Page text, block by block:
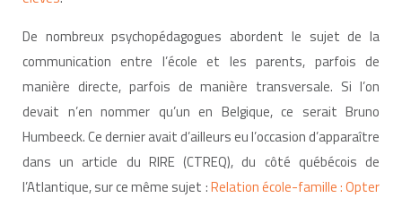
De nombreux psychopédagogues abordent le sujet de la
communication entre l’école et les parents, parfois de
manière directe, parfois de manière transversale. Si l’on
devait n’en nommer qu’un en Belgique, ce serait Bruno
Humbeeck. Ce dernier avait d’ailleurs eu l’occasion d’apparaître
dans un article du RIRE (CTREQ), du côté québécois de
l’Atlantique, sur ce même sujet :Relation école-famille : Opter